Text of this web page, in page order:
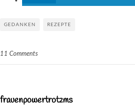
GEDANKEN REZEPTE
11 Comments
frauenpowertrotzms